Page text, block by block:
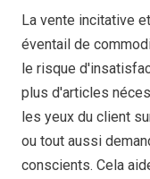
La vente incitative
éventail de
le risque
plus d'articles
les yeux du client
ou tout aussi
conscients. Cela